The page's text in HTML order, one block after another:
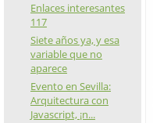
Enlaces interesantes
117
Siete años ya, y esa
variable que no
aparece
Evento en Sevilla:
Arquitectura con
Javascript, ¡n...